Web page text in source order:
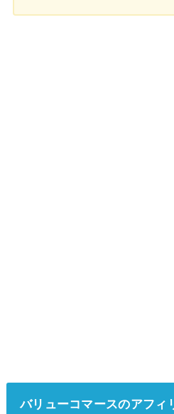
バリューコマースのアフィ